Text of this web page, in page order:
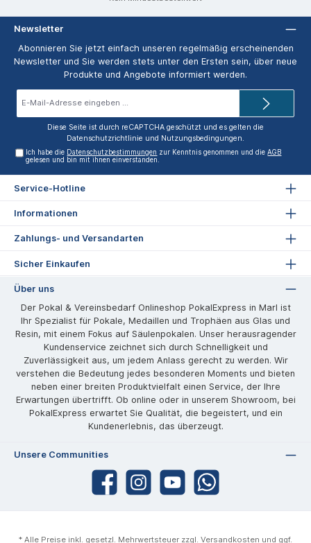
Newsletter
Abonnieren Sie jetzt einfach unseren regelmäßig erscheinenden
Newsletter und Sie werden stets unter den Ersten sein, über neue
Produkte und Angebote informiert werden.
Diese Seite ist durch reCAPTCHA geschützt und es gelten die
Datenschutzrichtlinie und Nutzungsbedingungen.
Ich habe die Datenschutzbestimmungen zur Kenntnis genommen und dieAGB
gelesen und bin mit ihnen einverstanden.
Service-Hotline
Informationen
Zahlungs- und Versandarten
Sicher Einkaufen
Über uns
Der Pokal & Vereinsbedarf Onlineshop PokalExpress in Marl ist
Ihr Spezialist für Pokale, Medaillen und Trophäen aus Glas und
Resin, mit einem Fokus auf Säulenpokalen. Unser herausragender
Kundenservice zeichnet sich durch Schnelligkeit und
Zuverlässigkeit aus, um jedem Anlass gerecht zu werden. Wir
verstehen die Bedeutung jedes besonderen Moments und bieten
neben einer breiten Produktvielfalt einen Service, der Ihre
Erwartungen übertrifft. Ob online oder in unserem Showroom, bei
PokalExpress erwartet Sie Qualität, die begeistert, und ein
Kundenerlebnis, das überzeugt.
Unsere Communities
* Alle Preise inkl. gesetzl. Mehrwertsteuer zzgl. Versandkosten und ggf.